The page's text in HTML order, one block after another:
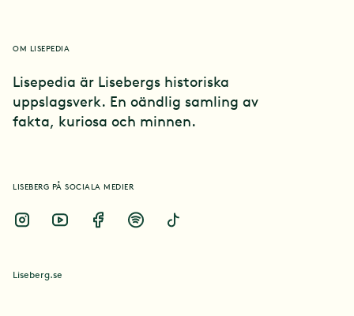
Mat & dryck
Spel & lyckohjul
Platser
Händelser
OM LISEPEDIA
Lisepedia är Lisebergs historiska
uppslagsverk. En oändlig samling av
fakta, kuriosa och minnen.
LISEBERG PÅ SOCIALA MEDIER
Liseberg.se